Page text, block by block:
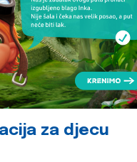
za djecu